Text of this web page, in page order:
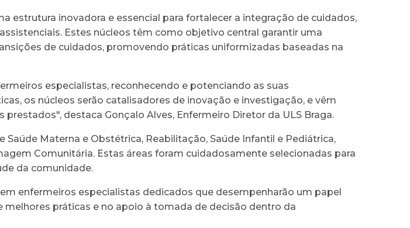
estrutura inovadora e essencial para fortalecer a integração de cuidados,
Estes núcleos têm como objetivo central garantir uma
de cuidados, promovendo práticas uniformizadas baseadas na
especialistas, reconhecendo e potenciando as suas
os núcleos serão catalisadores de inovação e investigação, e vêm
destaca Gonçalo Alves, Enfermeiro Diretor da ULS Braga.
Materna e Obstétrica, Reabilitação, Saúde Infantil e Pediátrica,
Comunitária. Estas áreas foram cuidadosamente selecionadas para
da comunidade.
enfermeiros especialistas dedicados que desempenharão um papel
práticas e no apoio à tomada de decisão dentro da